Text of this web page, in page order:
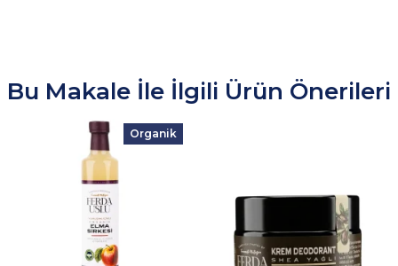
Bu Makale İle İlgili Ürün Önerileri
Organik